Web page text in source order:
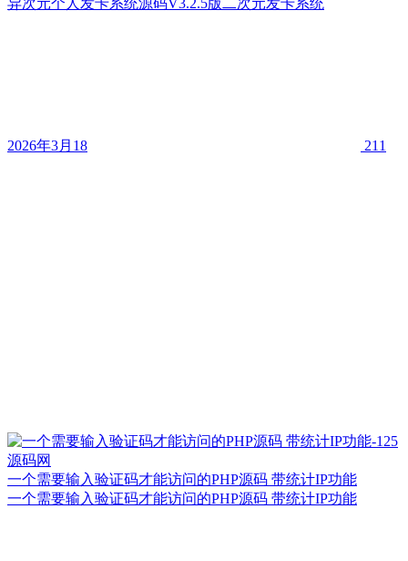
异次元个人发卡系统源码V3.2.5版二次元发卡系统
2026年3月18 211
一个需要输入验证码才能访问的PHP源码 带统计IP功能
一个需要输入验证码才能访问的PHP源码 带统计IP功能